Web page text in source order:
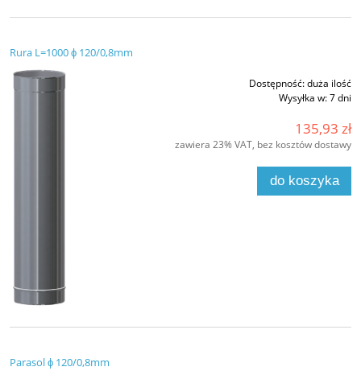
Rura L=1000 ϕ 120/0,8mm
Dostępność:duża ilość
Wysyłka w:7 dni
135,93 zł
zawiera 23% VAT, bez kosztów dostawy
do koszyka
Parasol ϕ 120/0,8mm